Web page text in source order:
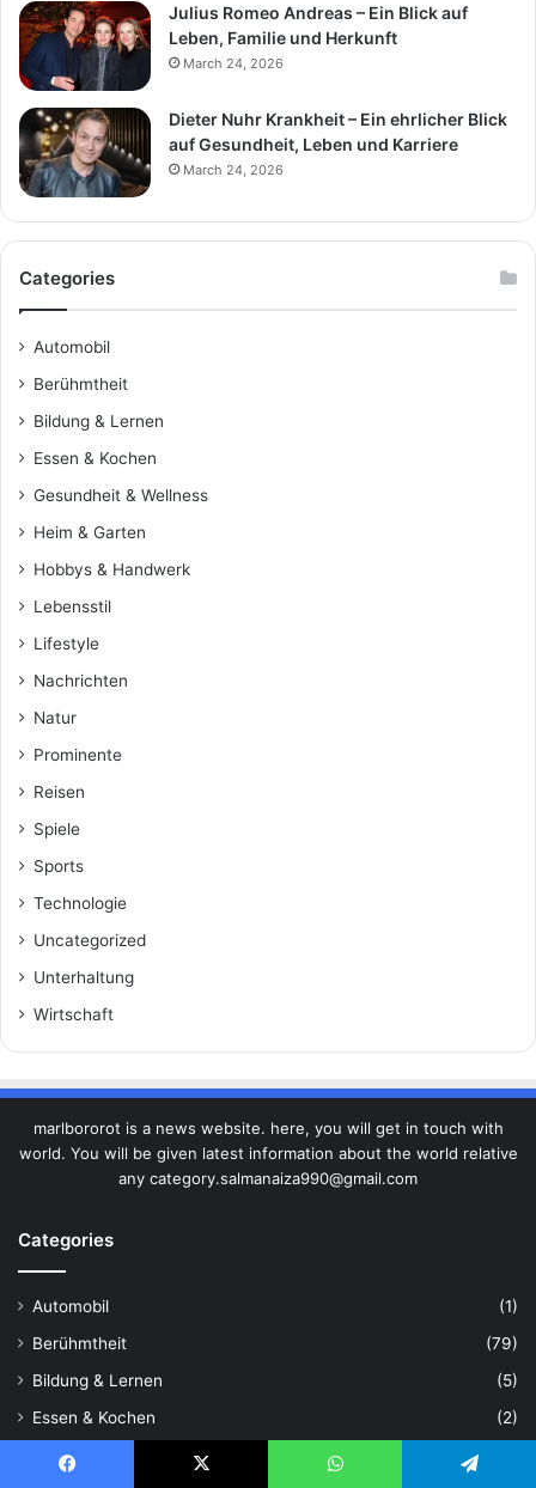
Julius Romeo Andreas – Ein Blick auf
Leben, Familie und Herkunft
March 24, 2026
Dieter Nuhr Krankheit – Ein ehrlicher Blick
auf Gesundheit, Leben und Karriere
March 24, 2026
Categories
Automobil
Berühmtheit
Bildung & Lernen
Essen & Kochen
Gesundheit & Wellness
Heim & Garten
Hobbys & Handwerk
Lebensstil
Lifestyle
Nachrichten
Natur
Prominente
Reisen
Spiele
Sports
Technologie
Uncategorized
Unterhaltung
Wirtschaft
marlbororot is a news website. here, you will get in touch with
world. You will be given latest information about the world relative
any category.salmanaiza990@gmail.com
Categories
Automobil
(1)
Berühmtheit
(79)
Bildung & Lernen
(5)
Essen & Kochen
(2)
Gesundheit & Wellness